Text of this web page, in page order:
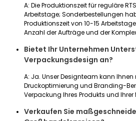
A: Die Produktionszeit für reguläre
Arbeitstage; Sonderbestellungen
Produktionszeit von 10-15
Anzahl der Aufträge und der
Bietet Ihr Unternehmen
Verpackungsdesign an?
A: Ja. Unser Designteam kann
Druckoptimierung und Branding-
Verpackung Ihres Produkts und Ihrer
Verkaufen Sie